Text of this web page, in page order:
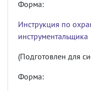
Форма:
Инструкция по
инструментальщика
(Подготовлен для
Форма: